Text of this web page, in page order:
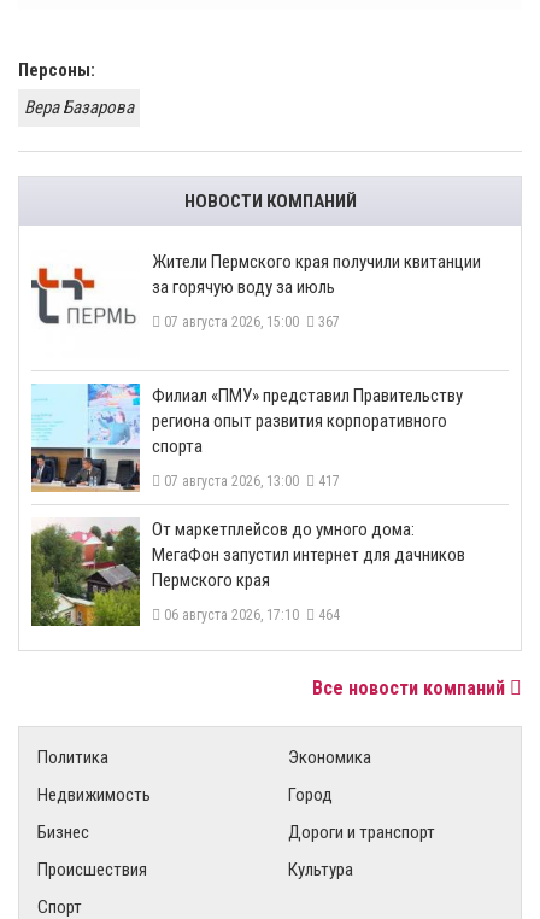
Персоны:
Вера Базарова
НОВОСТИ КОМПАНИЙ
​Жители Пермского края получили квитанции
за горячую воду за июль
07 августа 2026, 15:00 367
​Филиал «ПМУ» представил Правительству
региона опыт развития корпоративного
спорта
07 августа 2026, 13:00 417
От маркетплейсов до умного дома:
МегаФон запустил интернет для дачников
Пермского края
06 августа 2026, 17:10 464
Все новости компаний
Политика
Экономика
Недвижимость
Город
Бизнес
Дороги и транспорт
Происшествия
Культура
Спорт